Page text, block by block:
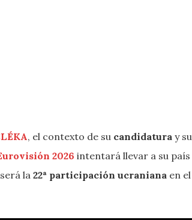
, el contexto de su candidatura y su
2026 intentará llevar a su país
la 22ª participación ucraniana en el